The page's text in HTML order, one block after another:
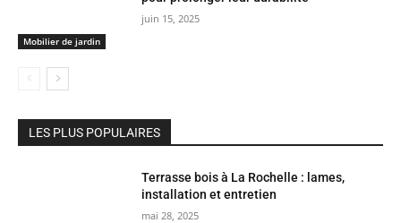
Mobilier de jardin
juin 15, 2025
LES PLUS POPULAIRES
Terrasse bois à La Rochelle : lames,
installation et entretien
mai 28, 2025